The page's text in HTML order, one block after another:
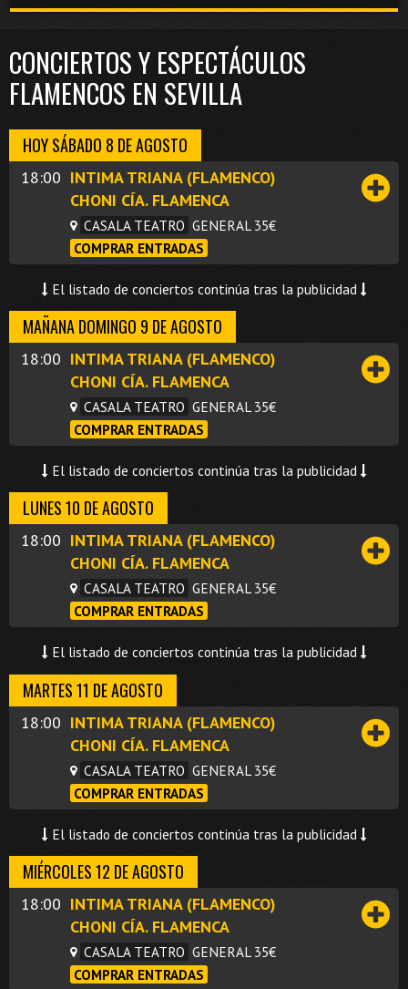
CONCIERTOS Y ESPECTÁCULOS
FLAMENCOS EN SEVILLA
HOY SÁBADO 8 DE AGOSTO
18:00 INTIMA TRIANA (FLAMENCO)
CHONI CÍA. FLAMENCA
CASALA TEATRO GENERAL 35€
COMPRAR ENTRADAS
El listado de conciertos continúa tras la publicidad
MAÑANA DOMINGO 9 DE AGOSTO
18:00 INTIMA TRIANA (FLAMENCO)
CHONI CÍA. FLAMENCA
CASALA TEATRO GENERAL 35€
COMPRAR ENTRADAS
El listado de conciertos continúa tras la publicidad
LUNES 10 DE AGOSTO
18:00 INTIMA TRIANA (FLAMENCO)
CHONI CÍA. FLAMENCA
CASALA TEATRO GENERAL 35€
COMPRAR ENTRADAS
El listado de conciertos continúa tras la publicidad
MARTES 11 DE AGOSTO
18:00 INTIMA TRIANA (FLAMENCO)
CHONI CÍA. FLAMENCA
CASALA TEATRO GENERAL 35€
COMPRAR ENTRADAS
El listado de conciertos continúa tras la publicidad
MIÉRCOLES 12 DE AGOSTO
18:00 INTIMA TRIANA (FLAMENCO)
CHONI CÍA. FLAMENCA
CASALA TEATRO GENERAL 35€
COMPRAR ENTRADAS